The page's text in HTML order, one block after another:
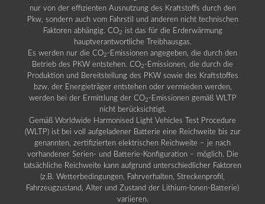
nur von der effizienten Ausnutzung des Kraftstoffs durch den
Pkw, sondern auch vom Fahrstil und anderen nicht technischen
Faktoren abhängig. CO2 ist das für die Erderwärmung
hauptverantwortliche Treibhausgas.
Es werden nur die CO2 -Emissionen angegeben, die durch den
Betrieb des PKW entstehen. CO2 -Emissionen, die durch die
Produktion und Bereitstellung des PKW sowie des Kraftstoffes
bzw. der Energieträger entstehen oder vermieden werden,
werden bei der Ermittlung der CO2 -Emissionen gemäß WLTP
nicht berücksichtigt.
Gemäß Worldwide Harmonised Light Vehicles Test Procedure
(WLTP) ist bei voll aufgeladener Batterie eine Reichweite bis zur
genannten, zertifizierten elektrischen Reichweite – je nach
vorhandener Serien- und Batterie-Konfiguration – möglich. Die
tatsächliche Reichweite kann aufgrund unterschiedlicher Faktoren
(z.B. Wetterbedingungen, Fahrverhalten, Streckenprofil,
Fahrzeugzustand, Alter und Zustand der Lithium-Ionen-Batterie)
variieren.